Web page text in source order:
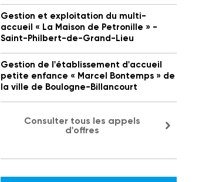
Gestion et exploitation du multi-
accueil « La Maison de Petronille » -
Saint-Philbert-de-Grand-Lieu
Gestion de l'établissement d'accueil
petite enfance « Marcel Bontemps » de
la ville de Boulogne-Billancourt
Consulter tous les appels
d'offres